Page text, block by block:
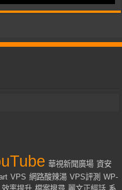
華視新聞廣場 資安
VPS 網路酸辣湯 VPS評測 WP-